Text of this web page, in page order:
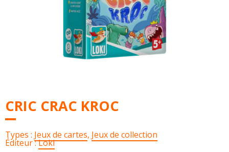
CRIC CRAC KROC
Types : Jeux de cartes, Jeux de collection
Éditeur :Loki